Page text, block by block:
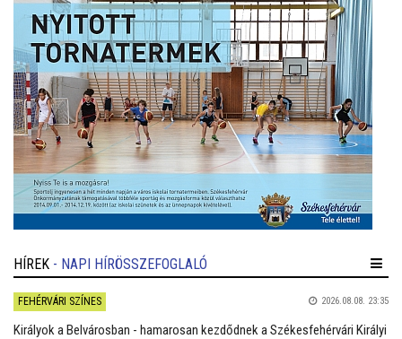
HÍREK - NAPI HÍRÖSSZEFOGLALÓ
FEHÉRVÁRI SZÍNES 2026.08.08. 23:35
Királyok a Belvárosban - hamarosan kezdődnek a Székesfehérvári Királyi